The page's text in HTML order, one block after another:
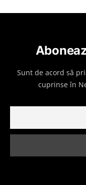
Sunt de acord să
cuprinse în